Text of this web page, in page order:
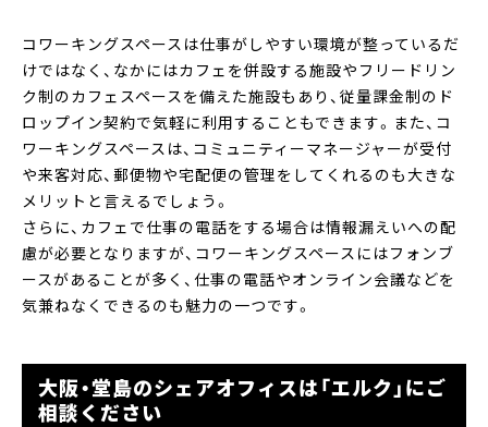
コワーキングスペースは仕事がしやすい環境が整っているだ
けではなく、なかにはカフェを併設する施設やフリードリン
ク制のカフェスペースを備えた施設もあり、従量課金制のド
ロップイン契約で気軽に利用することもできます。また、コ
ワーキングスペースは、コミュニティーマネージャーが受付
や来客対応、郵便物や宅配便の管理をしてくれるのも大きな
メリットと言えるでしょう。
さらに、カフェで仕事の電話をする場合は情報漏えいへの配
慮が必要となりますが、コワーキングスペースにはフォンブ
ースがあることが多く、仕事の電話やオンライン会議などを
気兼ねなくできるのも魅力の一つです。
大阪・堂島のシェアオフィスは「エルク」にご
相談ください